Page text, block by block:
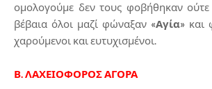
ομολογούμε δεν τους φοβήθηκαν ούτε
βέβαια όλοι μαζί φώναξαν «Αγία» και
χαρούμενοι και ευτυχισμένοι.
Β. ΛΑΧΕΙΟΦΟΡΟΣ ΑΓΟΡΑ